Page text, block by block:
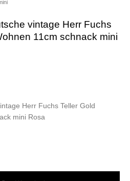
vintage Herr Fuchs
11cm schnack mini
Herr Fuchs Teller Gold
mini Rosa